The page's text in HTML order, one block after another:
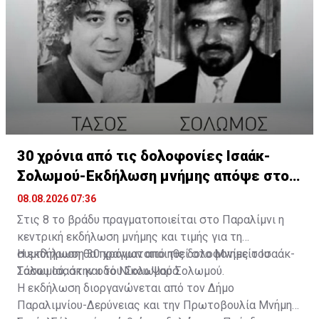
30 χρόνια από τις δολοφονίες Ισαάκ-
Σολωμού-Εκδήλωση μνήμης απόψε στο
Παραλίμνι
08.08.2026 07:36
Στις 8 το βράδυ πραγματοποιείται στο Παραλίμνι η
κεντρική εκδήλωση μνήμης και τιμής για τη
συμπλήρωση 30 χρόνων από τις δολοφονίες του
Τάσου Ισαάκ και του Σολωμού Σολωμού.
Η εκδήλωση θα πραγματοποιηθεί στο Μνημείο Ισαάκ-
Σολωμού, στην οδό Νίκου Ψαρά.
Η εκδήλωση διοργανώνεται από τον Δήμο
Παραλιμνίου-Δερύνειας και την Πρωτοβουλία Μνήμης